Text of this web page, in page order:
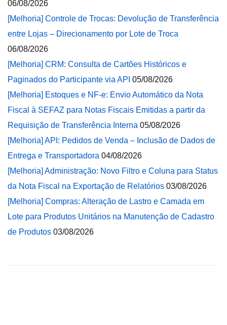
06/08/2026
[Melhoria] Controle de Trocas: Devolução de Transferência
entre Lojas – Direcionamento por Lote de Troca
06/08/2026
[Melhoria] CRM: Consulta de Cartões Históricos e
Paginados do Participante via API 05/08/2026
[Melhoria] Estoques e NF-e: Envio Automático da Nota
Fiscal à SEFAZ para Notas Fiscais Emitidas a partir da
Requisição de Transferência Interna 05/08/2026
[Melhoria] API: Pedidos de Venda – Inclusão de Dados de
Entrega e Transportadora 04/08/2026
[Melhoria] Administração: Novo Filtro e Coluna para Status
da Nota Fiscal na Exportação de Relatórios 03/08/2026
[Melhoria] Compras: Alteração de Lastro e Camada em
Lote para Produtos Unitários na Manutenção de Cadastro
de Produtos 03/08/2026